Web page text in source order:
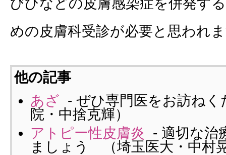
びひなどの皮膚感染症を併発す
めの皮膚科受診が必要と思われ
他の記事
あざ - ぜひ専門医をお訪ね
院・中捨克輝）
アトピー性皮膚炎 - 適切な治
ましょう （埼玉医大・中村